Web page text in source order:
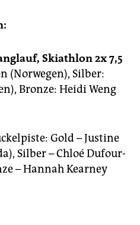
Skiathlon 2x 7,5
(Norwegen), Silber:
Bronze: Heidi Weng
Gold – Justine
Silber – Chloé Dufour-
– Hannah Kearney